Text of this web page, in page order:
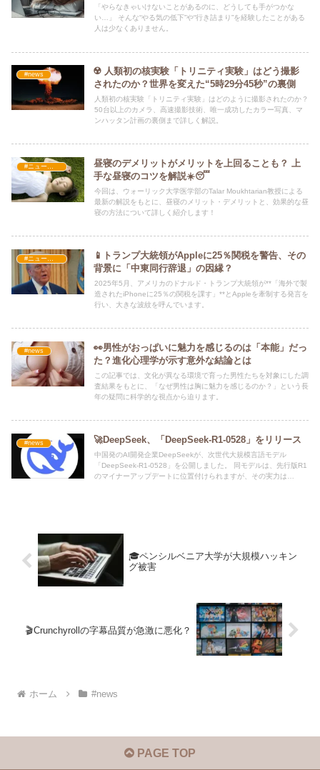
「やらなきゃいけないことがあるのに、どうしても手がつかな
い…」 そんな“やる気の低下”や“行き詰まり”を経験したことがある
人は少なくありません。
#news
☢️ 人類初の核実験「トリニティ実験」はどう撮影
されたのか？世界を変えた“5時29分45秒”の裏側
人類初の核実験「トリニティ実験」はどのように撮影されたのか？
50台以上のカメラ、高速撮影技術、唯一成功したカラー写真、マ
ンハッタン計画の裏側まで詳しく解説。
#ニュース・社会・コラム
昼寝のデメリットがメリットを上回ることも？ 上
手な昼寝のコツを解説☀️😴
今回は、ウォーリック大学医学部のTalar Moukhtarian教授による
最新の解説をもとに、昼寝のメリット・デメリットと、効果的な昼
寝の方法について詳しく紹介します！
#ニュース・社会・コラム
📱トランプ大統領がAppleに25％関税を警告、その
背景に「中東同行辞退」の因縁？
2025年5月、アメリカのドナルド・トランプ大統領が**「海外で製
造されたiPhoneに25％の関税を課す」**とAppleを牽制する発言を
行い、大きな波紋を呼んでいます。
#news
👀男性がおっぱいに魅力を感じるのは「本能」だっ
た？進化心理学が示す意外な結論とは
この記事では、文化が異なる環境で育った男性たちを対象にした調
査結果をもとに、「なぜ男性は胸に魅力を感じるのか？」という長
年の疑問に科学的な視点から迫ります。
#news 🚀DeepSeek、「DeepSeek-R1-0528」をリリース
中国発のAI開発企業DeepSeekが、次世代大規模言語モデル
「DeepSeek-R1-0528」を公開しました。 同モデルは、先行版R1
のマイナーアップデートに位置付けられますが、その実力は
🎓ペンシルベニア大学が大規模ハッキン
グ被害
🎬Crunchyrollの字幕品質が急激に悪化？
ホーム #news
PAGE TOP